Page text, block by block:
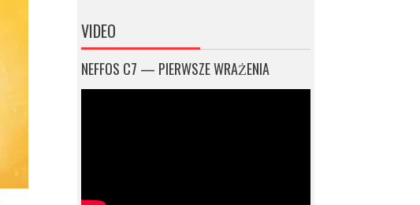
VIDEO
NEFFOS C7 — PIERWSZE WRAŻENIA